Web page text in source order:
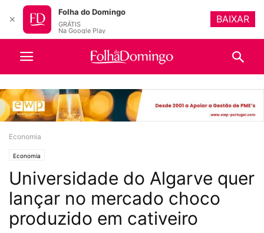
Economia
Economia
Universidade do Algarve quer
lançar no mercado choco
produzido em cativeiro
✕
Folha do Domingo
GRÁTIS
Na Google Play
BAIXAR